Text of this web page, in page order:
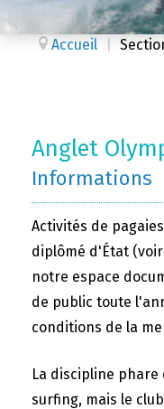
Accueil
Anglet
Informations
Activités de
diplômé d'État
notre espace
de public toute
conditions de la
La discipline phare
surfing, mais le